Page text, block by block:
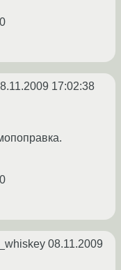
17:02:38
08.11.2009